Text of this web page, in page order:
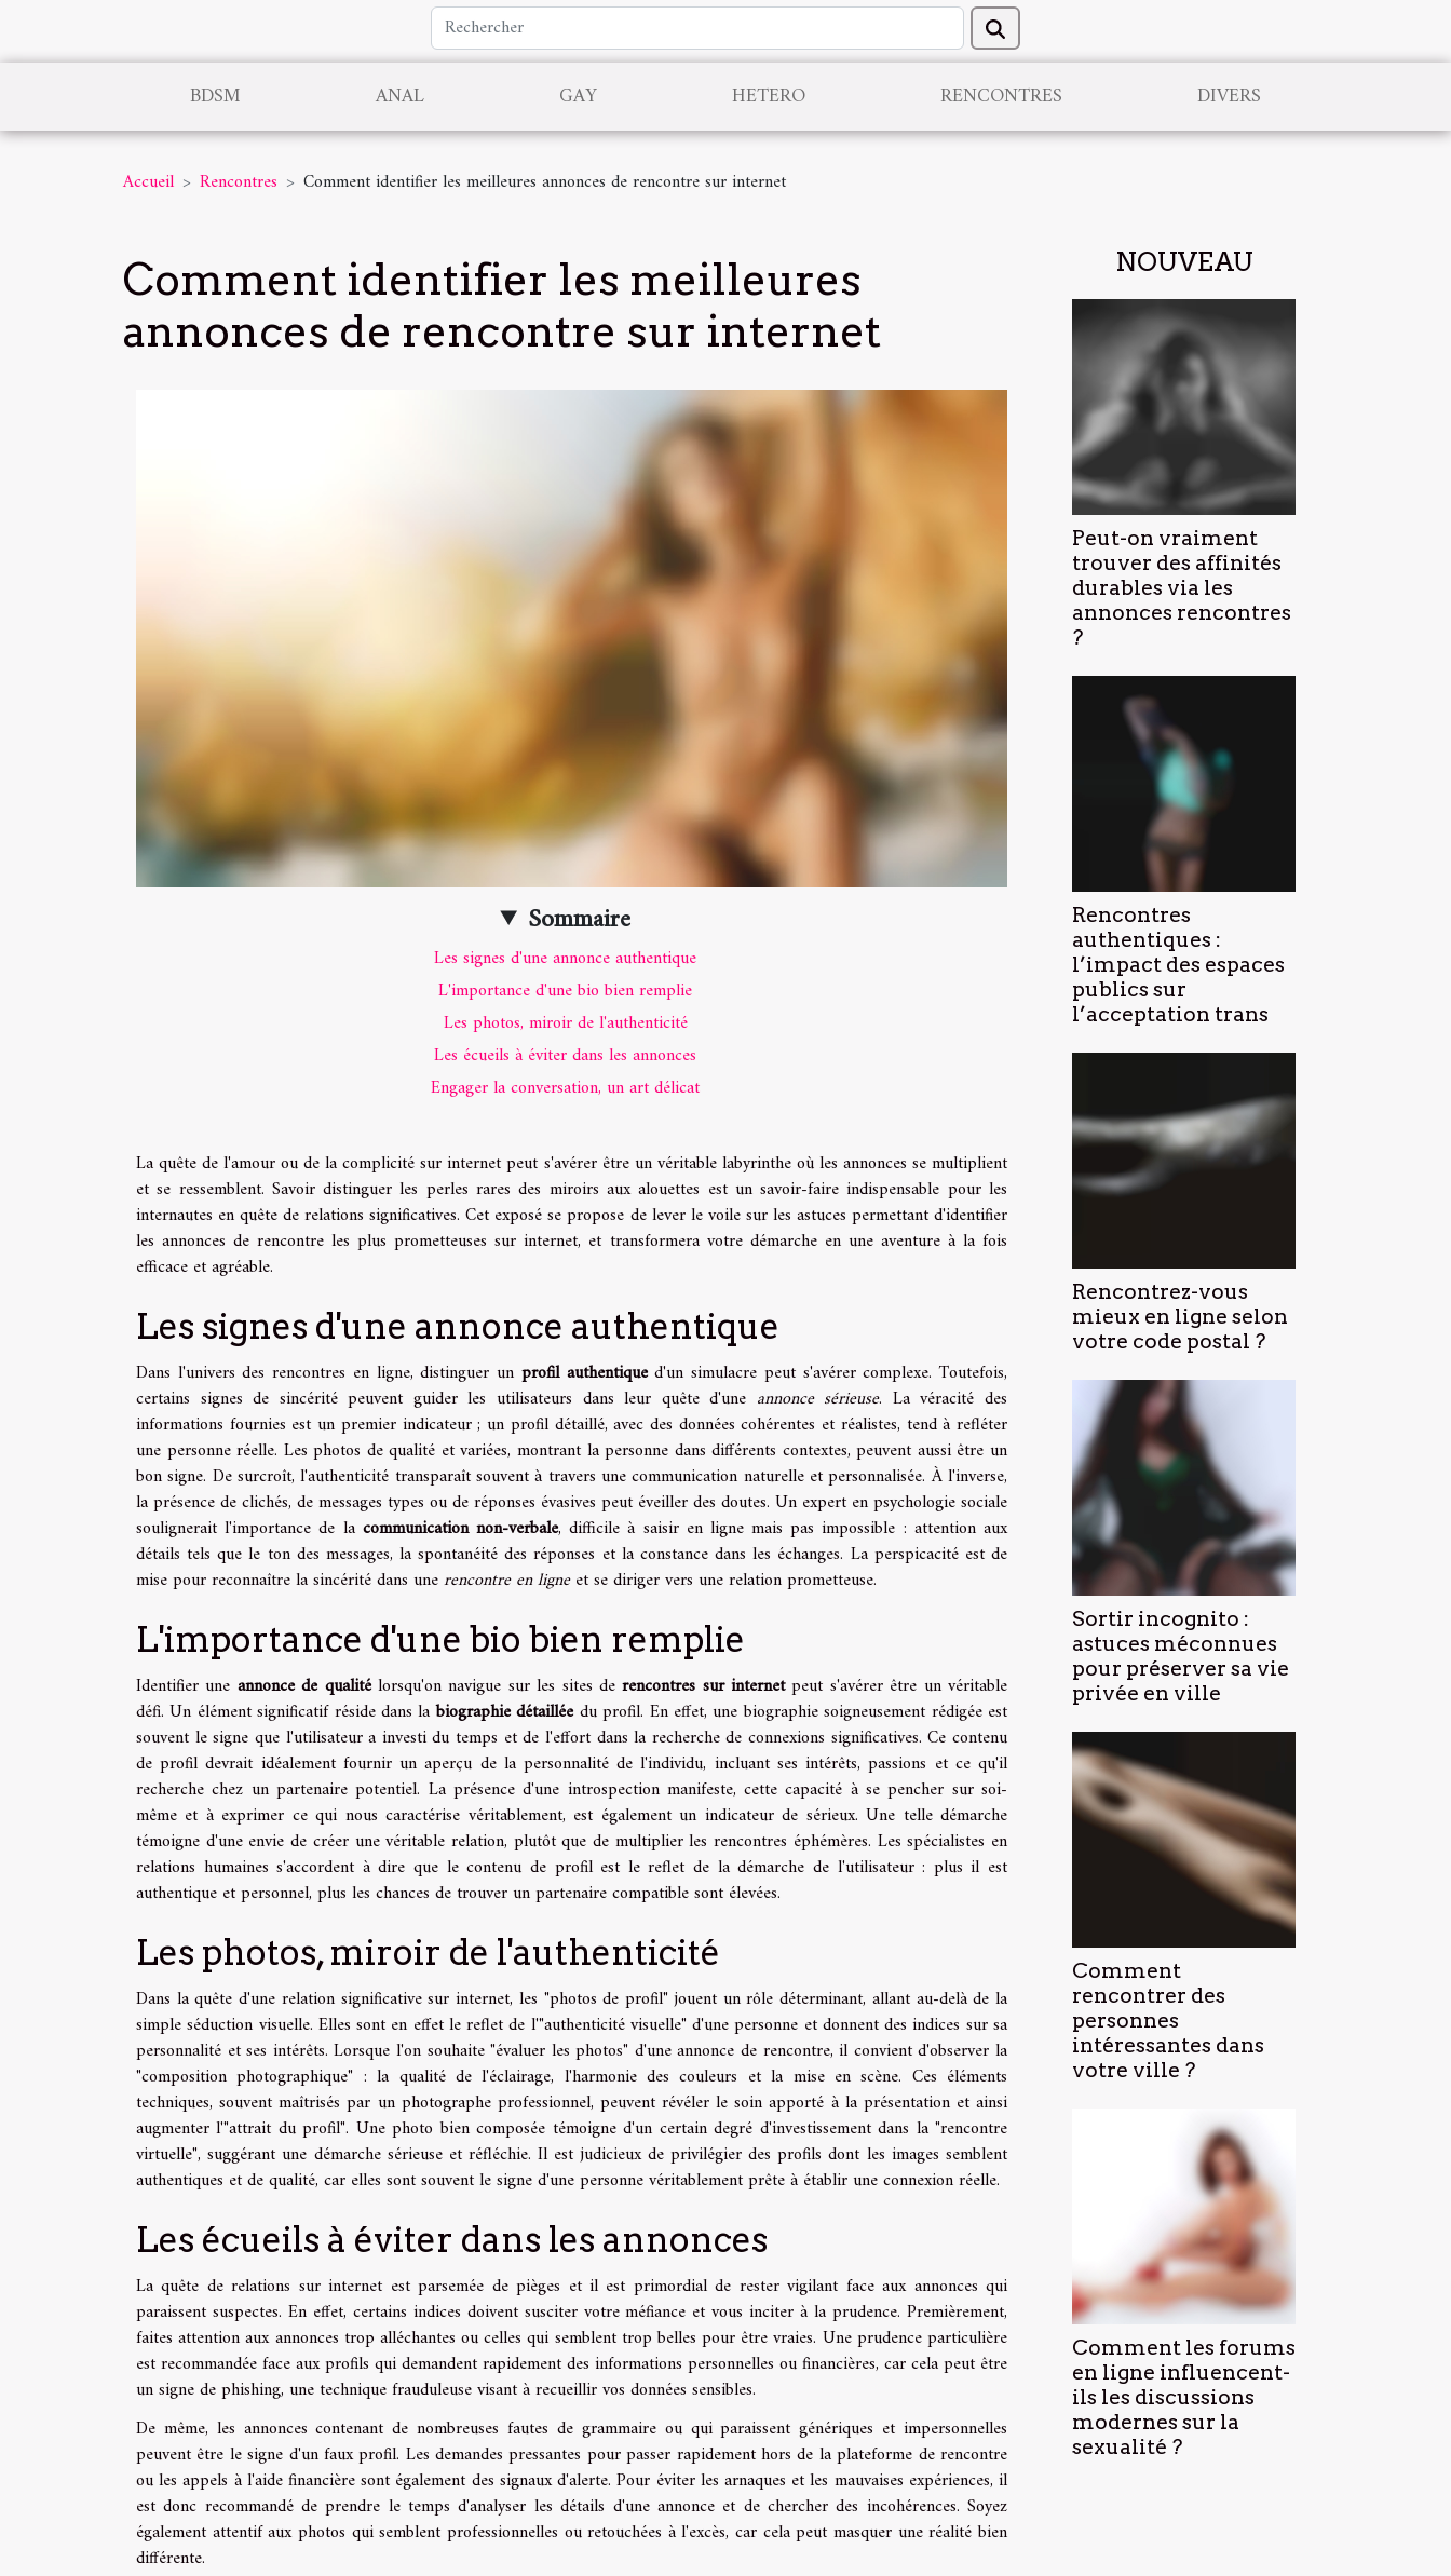
BDSM ANAL GAY HETERO RENCONTRES DIVERS
Accueil Rencontres Comment identifier les meilleures annonces de rencontre sur internet
Comment identifier les meilleures
annonces de rencontre sur internet
Sommaire
Les signes d'une annonce authentique
L'importance d'une bio bien remplie
Les photos, miroir de l'authenticité
Les écueils à éviter dans les annonces
Engager la conversation, un art délicat
La quête de l'amour ou de la complicité sur internet peut s'avérer être un véritable labyrinthe où les annonces se multiplient
et se ressemblent. Savoir distinguer les perles rares des miroirs aux alouettes est un savoir-faire indispensable pour les
internautes en quête de relations significatives. Cet exposé se propose de lever le voile sur les astuces permettant d'identifier
les annonces de rencontre les plus prometteuses sur internet, et transformera votre démarche en une aventure à la fois
efficace et agréable.
Les signes d'une annonce authentique
Dans l'univers des rencontres en ligne, distinguer un profil authentiqued'un simulacre peut s'avérer complexe. Toutefois,
certains signes de sincérité peuvent guider les utilisateurs dans leur quête d'une annonce sérieuse. La véracité des
informations fournies est un premier indicateur ; un profil détaillé, avec des données cohérentes et réalistes, tend à refléter
une personne réelle. Les photos de qualité et variées, montrant la personne dans différents contextes, peuvent aussi être un
bon signe. De surcroît, l'authenticité transparaît souvent à travers une communication naturelle et personnalisée. À l'inverse,
la présence de clichés, de messages types ou de réponses évasives peut éveiller des doutes. Un expert en psychologie sociale
soulignerait l'importance de la communication non-verbale, difficile à saisir en ligne mais pas impossible : attention aux
détails tels que le ton des messages, la spontanéité des réponses et la constance dans les échanges. La perspicacité est de
mise pour reconnaître la sincérité dans unerencontre en ligneet se diriger vers une relation prometteuse.
L'importance d'une bio bien remplie
Identifier une annonce de qualitélorsqu'on navigue sur les sites derencontres sur internetpeut s'avérer être un véritable
défi. Un élément significatif réside dans labiographie détailléedu profil. En effet, une biographie soigneusement rédigée est
souvent le signe que l'utilisateur a investi du temps et de l'effort dans la recherche de connexions significatives. Ce contenu
de profil devrait idéalement fournir un aperçu de la personnalité de l'individu, incluant ses intérêts, passions et ce qu'il
recherche chez un partenaire potentiel. La présence d'une introspection manifeste, cette capacité à se pencher sur soi-
même et à exprimer ce qui nous caractérise véritablement, est également un indicateur de sérieux. Une telle démarche
témoigne d'une envie de créer une véritable relation, plutôt que de multiplier les rencontres éphémères. Les spécialistes en
relations humaines s'accordent à dire que le contenu de profil est le reflet de la démarche de l'utilisateur : plus il est
authentique et personnel, plus les chances de trouver un partenaire compatible sont élevées.
Les photos, miroir de l'authenticité
Dans la quête d'une relation significative sur internet, les "photos de profil" jouent un rôle déterminant, allant au-delà de la
simple séduction visuelle. Elles sont en effet le reflet de l'"authenticité visuelle" d'une personne et donnent des indices sur sa
personnalité et ses intérêts. Lorsque l'on souhaite "évaluer les photos" d'une annonce de rencontre, il convient d'observer la
"composition photographique" : la qualité de l'éclairage, l'harmonie des couleurs et la mise en scène. Ces éléments
techniques, souvent maîtrisés par un photographe professionnel, peuvent révéler le soin apporté à la présentation et ainsi
augmenter l'"attrait du profil". Une photo bien composée témoigne d'un certain degré d'investissement dans la "rencontre
virtuelle", suggérant une démarche sérieuse et réfléchie. Il est judicieux de privilégier des profils dont les images semblent
authentiques et de qualité, car elles sont souvent le signe d'une personne véritablement prête à établir une connexion réelle.
Les écueils à éviter dans les annonces
La quête de relations sur internet est parsemée de pièges et il est primordial de rester vigilant face aux annonces qui
paraissent suspectes. En effet, certains indices doivent susciter votre méfiance et vous inciter à la prudence. Premièrement,
faites attention aux annonces trop alléchantes ou celles qui semblent trop belles pour être vraies. Une prudence particulière
est recommandée face aux profils qui demandent rapidement des informations personnelles ou financières, car cela peut être
un signe de phishing, une technique frauduleuse visant à recueillir vos données sensibles.
De même, les annonces contenant de nombreuses fautes de grammaire ou qui paraissent génériques et impersonnelles
peuvent être le signe d'un faux profil. Les demandes pressantes pour passer rapidement hors de la plateforme de rencontre
ou les appels à l'aide financière sont également des signaux d'alerte. Pour éviter les arnaques et les mauvaises expériences, il
est donc recommandé de prendre le temps d'analyser les détails d'une annonce et de chercher des incohérences. Soyez
également attentif aux photos qui semblent professionnelles ou retouchées à l'excès, car cela peut masquer une réalité bien
différente.
NOUVEAU
Peut-on vraiment
trouver des affinités
durables via les
annonces rencontres
?
Rencontres
authentiques :
l’impact des espaces
publics sur
l’acceptation trans
Rencontrez-vous
mieux en ligne selon
votre code postal ?
Sortir incognito :
astuces méconnues
pour préserver sa vie
privée en ville
Comment
rencontrer des
personnes
intéressantes dans
votre ville ?
Comment les forums
en ligne influencent-
ils les discussions
modernes sur la
sexualité ?